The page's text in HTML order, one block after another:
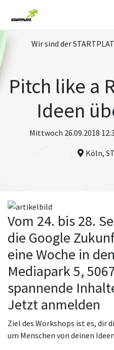
Wir sind der
Pitch like a
Ideen
Mittwoch 26.09.2018
Köln,
Vom 24. bis 28.
die Google
eine Woche in
Mediapark 5,
spannende
Jetzt anmelden
Ziel des Workshops ist es, dir
um Menschen von deinen